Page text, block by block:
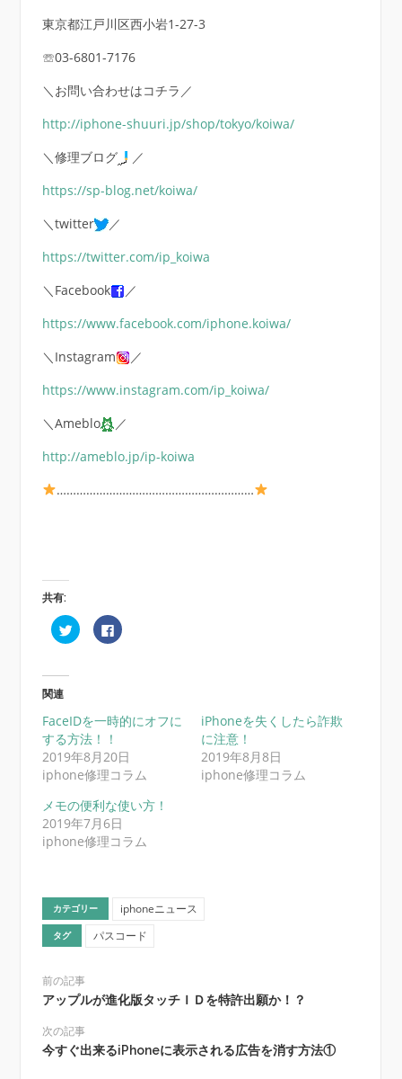
東京都江戸川区西小岩1-27-3
☏03-6801-7176
＼お問い合わせはコチラ／
http://iphone-shuuri.jp/shop/tokyo/koiwa/
＼修理ブログ
／
https://sp-blog.net/koiwa/
＼twitter
／
https://twitter.com/ip_koiwa
＼Facebook
／
https://www.facebook.com/iphone.koiwa/
＼Instagram
／
https://www.instagram.com/ip_koiwa/
＼Ameblo
／
http://ameblo.jp/ip-koiwa
……………………………………………………
共有:
ク
リ
有
(新
し
い
ウ
ィ
ド
ウ
で
開
き
Facebook
で
ク
リ
し
て
く
さ
い
(新
し
い
で
開
ま
関連
FaceIDを一時的にオフに
する方法！！
2019年8月20日
iphone修理コラム
iPhoneを失くしたら詐欺
に注意！
2019年8月8日
iphone修理コラム
メモの便利な使い方！
2019年7月6日
iphone修理コラム
カテゴリー iphoneニュース
タグ パスコード
前の記事
アップルが進化版タッチＩＤを特許出願か！？
次の記事
今すぐ出来るiPhoneに表示される広告を消す方法①